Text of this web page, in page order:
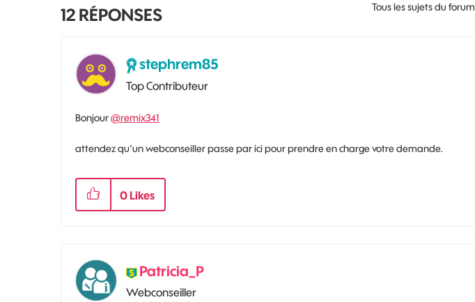
Tous les sujets du forum
12 RÉPONSES
stephrem85
Top Contributeur
Bonjour@remix341
attendez qu’un webconseiller passe par ici pour prendre en charge votre demande.
0 Likes
Patricia_P
Webconseiller